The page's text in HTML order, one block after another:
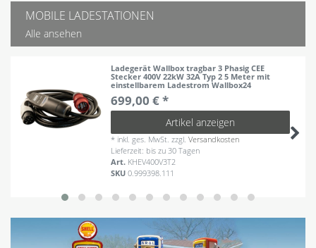
MOBILE LADESTATIONEN
Alle ansehen
Ladegerät Wallbox tragbar 3 Phasig CEE
Stecker 400V 22kW 32A Typ 2 5 Meter mit
einstellbarem Ladestrom Wallbox24
699,00 € *
Artikel anzeigen
* inkl. ges. MwSt. zzgl.Versandkosten
Lieferzeit: bis zu 30 Tagen
Art. KHEV400V3T2
SKU0.999398.111